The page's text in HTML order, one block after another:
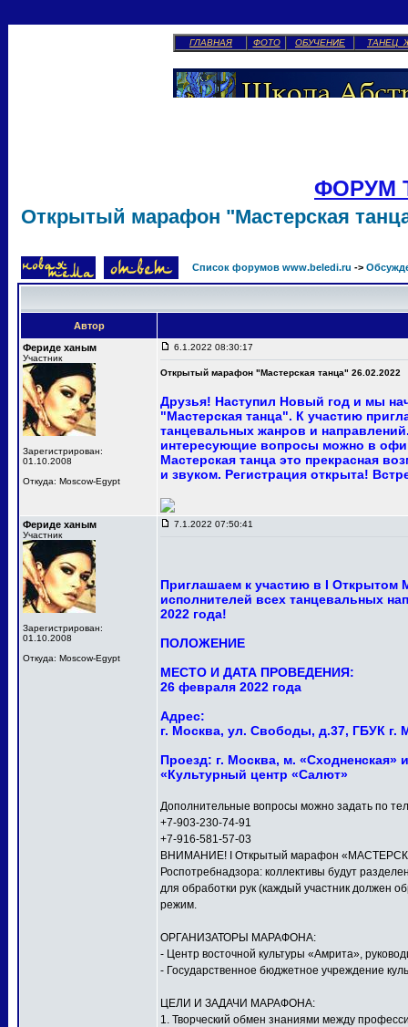
ГЛАВНАЯ ФОТО ОБУЧЕНИЕ ТАНЕЦ
ФОРУМ
Открытый марафон "Мастерская
Список форумов www.beledi.ru ->
Автор
Фериде ханым
Участник
Зарегистрирован:
01.10.2008
Откуда: Moscow-Egypt
6.1.2022 08:30:17
Открытый марафон "Мастерская танца" 26.02.2022
Друзья! Наступил Новый год и мы
"Мастерская танца". К участию
танцевальных жанров и
интересующие вопросы можно в
Мастерская танца это прекрасная
и звуком. Регистрация открыта!
Фериде ханым
Участник
Зарегистрирован:
01.10.2008
Откуда: Moscow-Egypt
7.1.2022 07:50:41
Приглашаем к участию в I
исполнителей всех танцевальных
2022 года!
ПОЛОЖЕНИЕ
МЕСТО И ДАТА ПРОВЕДЕНИЯ:
26 февраля 2022 года
Адрес:
г. Москва, ул. Свободы, д.37, ГБУК
Проезд: г. Москва, м. «Сходненская»
«Культурный центр «Салют»
Дополнительные вопросы можно задать по
+7-903-230-74-91
+7-916-581-57-03
ВНИМАНИЕ! I Открытый марафон
Роспотребнадзора: коллективы будут
для обработки рук (каждый участник должен
режим.
ОРГАНИЗАТОРЫ МАРАФОНА:
- Центр восточной культуры «Амрита»,
- Государственное бюджетное учреждение
ЦЕЛИ И ЗАДАЧИ МАРАФОНА:
1. Творческий обмен знаниями между